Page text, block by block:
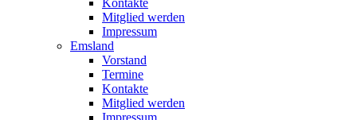
Kontakte
Mitglied werden
Impressum
Emsland
Vorstand
Termine
Kontakte
Mitglied werden
Impressum